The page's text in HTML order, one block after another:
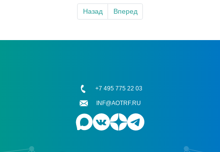
Назад Вперед
+7 495 775 22 03
INF@AOTRF.RU